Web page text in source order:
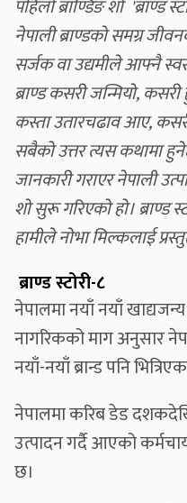
पहिलाे ब्राण्डिङ शो 'ब्राण्ड
नेपाली ब्राण्डको समग्र
सर्जक वा उद्यमीले आफ्नै
ब्राण्ड कसरी जन्मियो,कसरी
कस्ता उतारचढाव आए,
सबैको उत्तर त्यस कथामा
जानकारी गराएर नेपाली
शो सुरू गरिएको हो। ब्राण्ड
हामीलेनोभा मिल्कलाई
ब्राण्ड स्टोरी-८
नेपालमा नयाँ नयाँ
नागरिकको माग अनुसार
नयाँ-नयाँ ब्रान्ड पनि
नेपालमा करिब डेड दशकदेखि
उत्पादन गर्दै आएको
छ।